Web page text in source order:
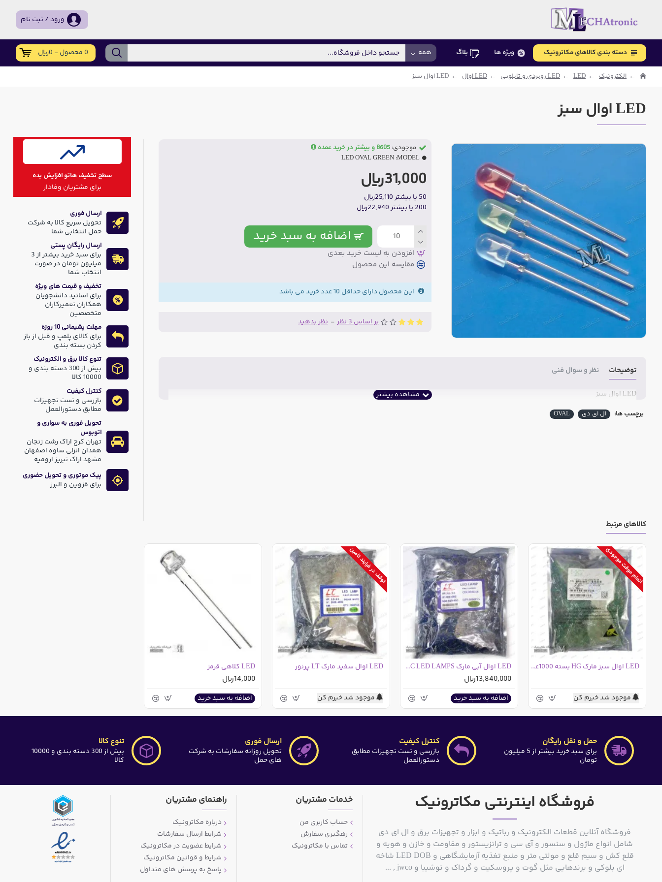
ورود / ثبت نام
دسته بندی کالاهای مکاترونیک ویژه ها بلاگ همه 0 محصول - 0ریال
الکترونیک LED LED روبردی و تابلویی LED اوال LED اوال سبز
LED اوال سبز
بر اساس 3 نظر - نظر بدهید
31,000ریال
50 یا بیشتر 25,110ریال
200 یا بیشتر 22,940ریال
موجودی: 8605 و بیشتر در خرید عمده
MODEL:
LED OVAL GREEN
اضافه به سبد خرید
افزودن به لیست خرید بعدی
مقایسه این محصول
این محصول دارای حداقل 10 عدد خرید می باشد
توضیحات نظر و سوال فنی
LED اوال سبز
برچسب ها: ال ای دی OVAL
سطح تخفیف هاتو افزایش بده
برای مشتریان وفادار
ارسال فوری
تحویل سریع کالا به شرکت
حمل انتخابی شما
ارسال رایگان پستی
برای سبد خرید بیشتر از 3
میلیون تومان در صورت
انتخاب شما
تخفیف و قیمت های ویژه
برای اساتید دانشجویان
همکاران تعمیرکاران
متخصصین
مهلت پشیمانی 10 روزه
برای کالای پلمپ و قبل از باز
کردن بسته بندی
تنوع کالا برق و الکترونیک
بیش از 300 دسته بندی و
10000 کالا
کنترل کیفیت
بازرسی و تست تجهیزات
مطابق دستورالعمل
تحویل فوری به سواری و
اتوبوس
تهران کرج اراک رشت زنجان
همدان انزلی ساوه اصفهان
مشهد اراک تبریز ارومیه
پیک موتوری و تحویل حضوری
برای قزوین و البرز
کالاهای مرتبط
اتمام موقت موجودی
LED اوال سبز مارک HG بسته 1000عددی
موجود شد خبرم کن
LED اوال آبی مارک MCLC LED LAMPS بسته 1000 عددی
13,840,000ریال
اضافه به سبد خرید
توقف در فرایند تامین
LED اوال سفید مارک LT پرنور
موجود شد خبرم کن
LED کلاهی قرمز
14,000ریال
اضافه به سبد خرید
حمل و نقل رایگان
برای سبد خرید بیشتر از 5 میلیون
تومان
کنترل کیفیت
بازرسی و تست تجهیزات مطابق
دستورالعمل
ارسال فوری
تحویل روزانه سفارشات به شرکت
های حمل
تنوع کالا
بیش از 300 دسته بندی و 10000
کالا
فروشگاه اینترنتی مکاترونیک
فروشگاه آنلاین قطعات الکترونیک و رباتیک و ابزار و تجهیزات برق و ال ای دی
شامل انواع ماژول و سنسور و آی سی و ترانزیستور و مقاومت و خازن و هویه و
قلع کش و سیم قلع و مولتی متر و منبع تغذیه آزمایشگاهی و LED DOB شاخه
ای بلوکی و برندهایی مثل گوت و پروسکیت و گرداک و توشیبا و jwco , ...
خدمات مشتریان
حساب کاربری من
رهگیری سفارش
تماس با مکاترونیک
راهنمای مشتریان
درباره مکاترونیک
شرایط ارسال سفارشات
شرایط عضویت در مکاترونیک
شرایط و قوانین مکاترونیک
پاسخ به پرسش های متداول